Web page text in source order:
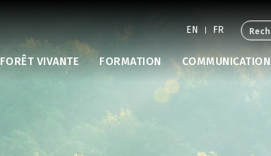
EN FR
FORÊT VIVANTE FORMATION COMMUNICATION